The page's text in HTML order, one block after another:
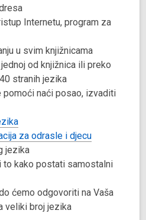
Internetu, program za
u svim knjižnicama
od knjižnica ili preko
stranih jezika
pomoći naći posao, izvaditi
za odrasle i djecu
jezika
to kako postati samostalni
ćemo odgovoriti na Vaša
veliki broj jezika